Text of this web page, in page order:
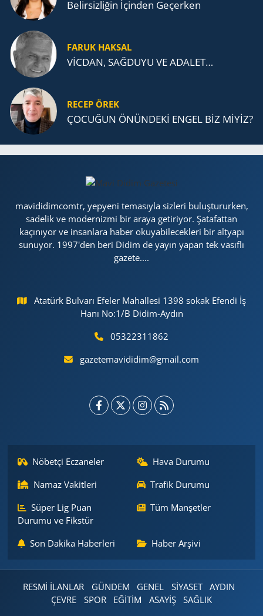
Belirsizliğin İçinden Geçerken
FARUK HAKSAL
VİCDAN, SAĞ­DU­YU VE ADA­LET…
RECEP ÖREK
ÇOCUĞUN ÖNÜNDEKİ ENGEL BİZ MİYİZ?
mavididimcomtr, yepyeni temasıyla sizleri buluştururken,
sadelik ve modernizmi bir araya getiriyor. Şatafattan
kaçınıyor ve insanlara haber okuyabilecekleri bir altyapı
sunuyor. 1997'den beri Didim de yayın yapan tek vasıflı
gazete....
Atatürk Bulvarı Efeler Mahallesi 1398 sokak Efendi İş
Hanı No:1/B Didim-Aydın
05322311862
gazetemavididim@gmail.com
Nöbetçi Eczaneler
Hava Durumu
Namaz Vakitleri
Trafik Durumu
Süper Lig Puan
Durumu ve Fikstür
Tüm Manşetler
Son Dakika Haberleri Haber Arşivi
RESMİ İLANLAR GÜNDEM GENEL SİYASET
AYDIN
ÇEVRE
SPOR EĞİTİM ASAYİŞ SAĞLIK